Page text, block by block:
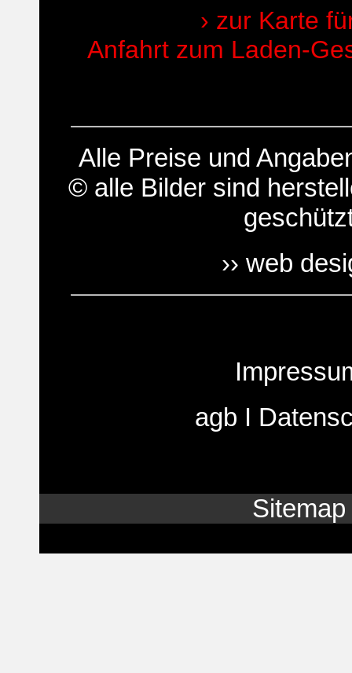
› zur Karte
Anfahrt zum Laden-
Alle Preise und
© alle Bilder sind
›› web
agb I
Sitemap